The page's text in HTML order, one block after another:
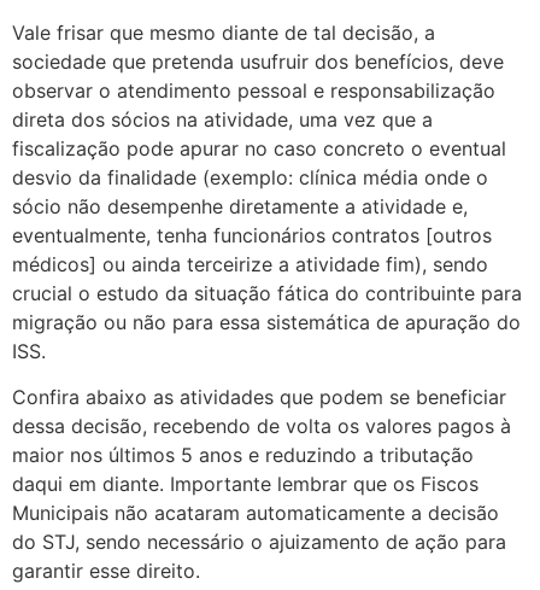
Vale frisar que mesmo diante de tal decisão, a
sociedade que pretenda usufruir dos benefícios, deve
observar o atendimento pessoal e responsabilização
direta dos sócios na atividade, uma vez que a
fiscalização pode apurar no caso concreto o eventual
desvio da finalidade (exemplo: clínica média onde o
sócio não desempenhe diretamente a atividade e,
eventualmente, tenha funcionários contratos [outros
médicos] ou ainda terceirize a atividade fim), sendo
crucial o estudo da situação fática do contribuinte para
migração ou não para essa sistemática de apuração do
ISS.
Confira abaixo as atividades que podem se beneficiar
dessa decisão, recebendo de volta os valores pagos à
maior nos últimos 5 anos e reduzindo a tributação
daqui em diante. Importante lembrar que os Fiscos
Municipais não acataram automaticamente a decisão
do STJ, sendo necessário o ajuizamento de ação para
garantir esse direito.